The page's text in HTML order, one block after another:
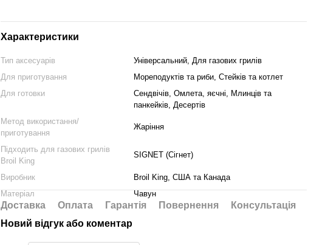
Характеристики
Тип аксесуарів
Універсальний, Для газових грилів
Для приготування
Мореподуктів та риби, Стейків та котлет
Для готовки
Сендвічів, Омлета, яєчні, Млинців та
панкейків, Десертів
Метод використання/
приготування
Жаріння
Підходить для газових грилів
Broil King
SIGNET (Сігнет)
Виробник
Broil King, США та Канада
Матеріал
Чавун
Доставка Оплата Гарантія Повернення
Консультація
Новий відгук або коментар